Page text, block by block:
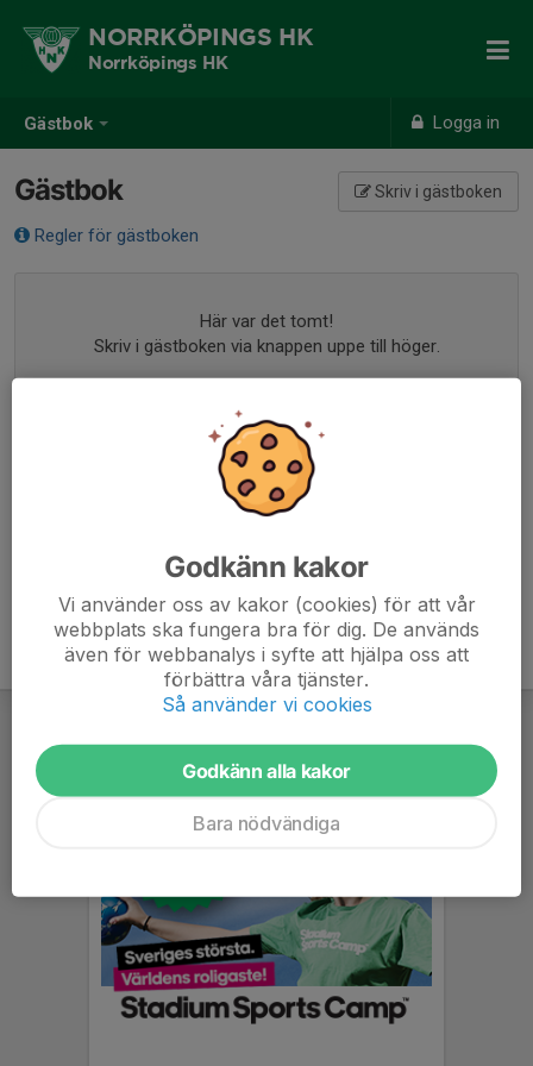
Gästbok Logga in
NORRKÖPINGS HK
Norrköpings HK
Gästbok Skriv i gästboken
Regler för gästboken
Här var det tomt!
Skriv i gästboken via knappen uppe till höger.
Godkänn kakor
Vi använder oss av kakor (cookies) för att vår
webbplats ska fungera bra för dig. De används
även för webbanalys i syfte att hjälpa oss att
förbättra våra tjänster.
Så använder vi cookies
Godkänn alla kakor
Bara nödvändiga